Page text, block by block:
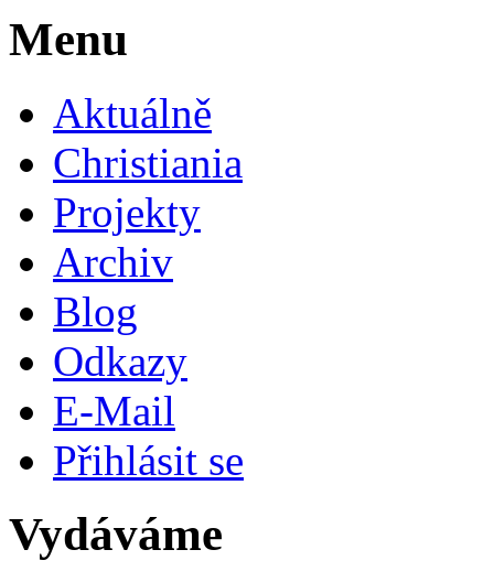
Menu
Aktuálně
Christiania
Projekty
Archiv
Blog
Odkazy
E-Mail
Přihlásit se
Vydáváme